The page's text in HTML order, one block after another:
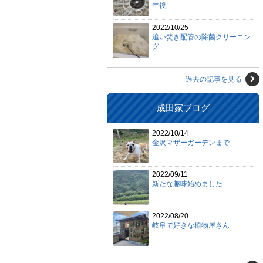
年後
2022/10/25
追い焚き配管の除菌クリーニン
グ
過去の記事を見る
成田家ブログ
2022/10/14
金沢マザーガーデンまで
2022/09/11
新たな趣味始めました
2022/08/20
岐阜で好きな植物屋さん